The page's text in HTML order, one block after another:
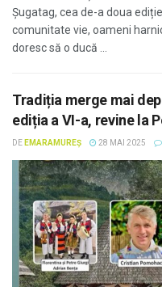
Șugatag, cea de-a doua
comunitate vie, oameni
doresc să o ducă ...
Tradiția merge mai
ediția a VI-a, revine la
DE EMARAMUREȘ 28 MAI 2025